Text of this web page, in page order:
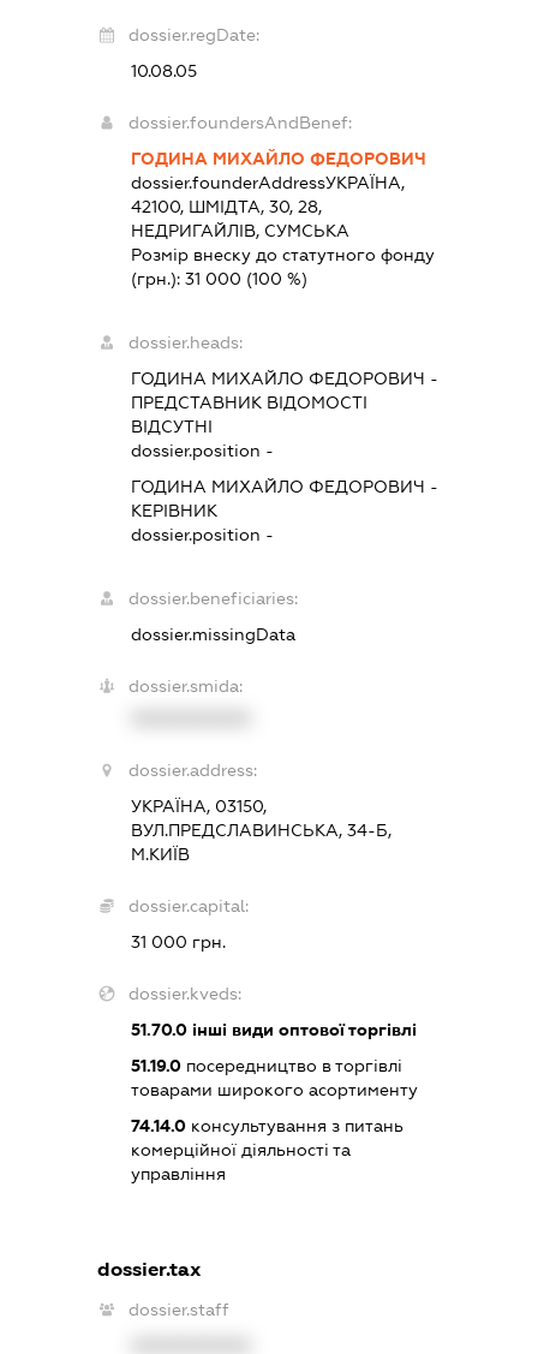
dossier.regDate:
10.08.05
dossier.foundersAndBenef:
ГОДИНА МИХАЙЛО ФЕДОРОВИЧ
dossier.founderAddressУКРАЇНА,
42100, ШМІДТА, 30, 28,
НЕДРИГАЙЛІВ, СУМСЬКА
Розмір внеску до статутного фонду
(грн.): 31 000 (100 %)
dossier.heads:
ГОДИНА МИХАЙЛО ФЕДОРОВИЧ -
ПРЕДСТАВНИК ВІДОМОСТІ
ВІДСУТНІ
dossier.position -
ГОДИНА МИХАЙЛО ФЕДОРОВИЧ -
КЕРІВНИК
dossier.position -
dossier.beneficiaries:
dossier.missingData
dossier.smida:
dossier.address:
УКРАЇНА, 03150,
ВУЛ.ПРЕДСЛАВИНСЬКА, 34-Б,
М.КИЇВ
dossier.capital:
31 000 грн.
dossier.kveds:
51.70.0інші види оптової торгівлі
51.19.0посередництво в торгівлі
товарами широкого асортименту
74.14.0консультування з питань
комерційної діяльності та
управління
dossier.tax
dossier.staff